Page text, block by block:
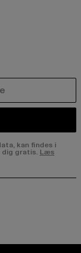
kan findes i
dig gratis. Læs